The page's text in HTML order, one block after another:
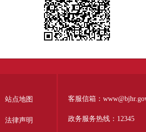
站点地图
法律声明
客服信箱：
政务服务热线：12345